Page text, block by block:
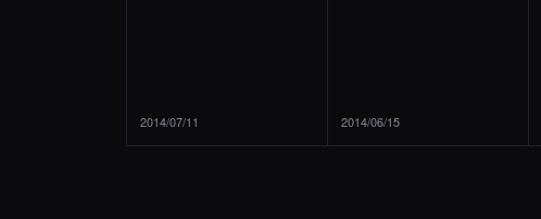
2014/07/11 2014/06/15